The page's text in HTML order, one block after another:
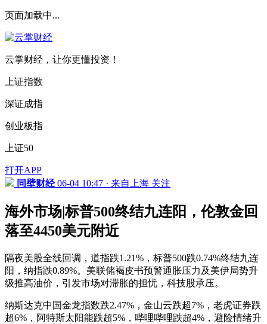
页面加载中...
云掌财经，让你更懂投资！
上证指数
深证成指
创业板指
上证50
打开APP
同壁财经 06-04 10:47 · 来自上海 关注
海外市场|标普500终结九连阳，伦敦金回
落至4450美元附近
隔夜美股全线回调，道指跌1.21%，标普500跌0.74%终结九连
阳，纳指跌0.89%。美联储褐皮书预警通胀压力及美伊局势升
级推高油价，引发市场对滞胀的担忧，科技股承压。
纳斯达克中国金龙指数跌2.47%，金山云跌超7%，老虎证券跌
超6%，阿特斯太阳能跌超5%，哔哩哔哩跌超4%，避险情绪升